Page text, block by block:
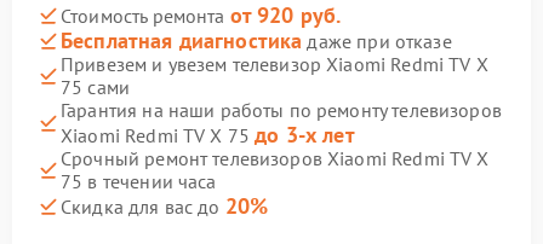
Стоимость ремонта от 920 руб.
Бесплатная диагностика даже при отказе
Привезем и увезем телевизор Xiaomi Redmi TV X
75 сами
Гарантия на наши работы по ремонту телевизоров
Xiaomi Redmi TV X 75до 3-х лет
Срочный ремонт телевизоров Xiaomi Redmi TV X
75 в течении часа
Скидка для вас до 20%